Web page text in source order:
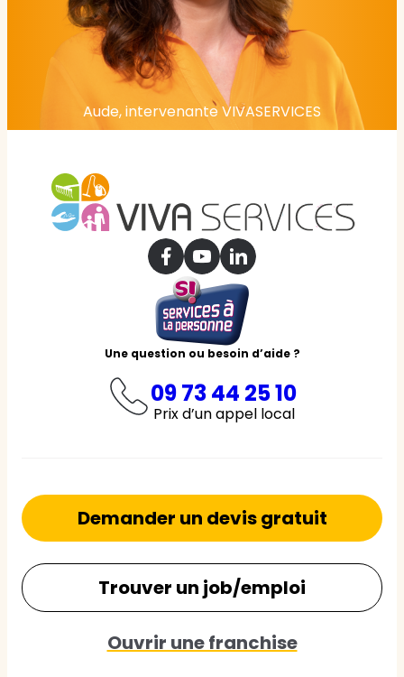
Aude, intervenante VIVASERVICES
Une question ou besoin d’aide ?
09 73 44 25 10
Prix d’un appel local
Demander un devis gratuit
Trouver un job/emploi
Ouvrir une franchise